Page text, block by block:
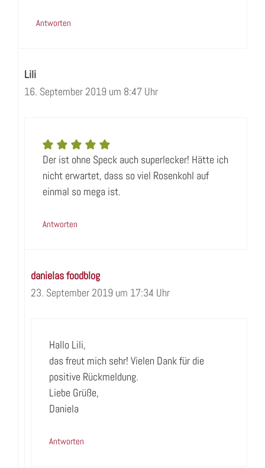
Antworten
Lili
16. September 2019 um 8:47 Uhr
Der ist ohne Speck auch superlecker! Hätte ich
nicht erwartet, dass so viel Rosenkohl auf
einmal so mega ist.
Antworten
danielas foodblog
23. September 2019 um 17:34 Uhr
Hallo Lili,
das freut mich sehr! Vielen Dank für die
positive Rückmeldung.
Liebe Grüße,
Daniela
Antworten